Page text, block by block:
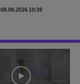
10:39